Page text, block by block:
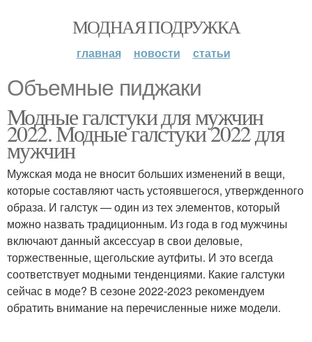
МОДНАЯ ПОДРУЖКА
главная новости статьи
Объемные пиджаки
Модные галстуки для мужчин
2022. Модные галстуки 2022 для
мужчин
Мужская мода не вносит больших изменений в вещи,
которые составляют часть устоявшегося, утвержденного
образа. И галстук — один из тех элементов, который
можно назвать традиционным. Из года в год мужчины
включают данный аксессуар в свои деловые,
торжественные, щегольские аутфиты. И это всегда
соответствует модными тенденциями. Какие галстуки
сейчас в моде? В сезоне 2022-2023 рекомендуем
обратить внимание на перечисленные ниже модели.